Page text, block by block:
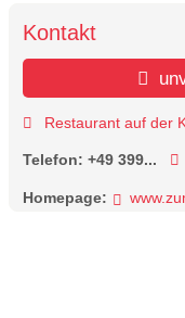
Kontakt
Restaurant auf der
Telefon: +49 399...
Homepage: